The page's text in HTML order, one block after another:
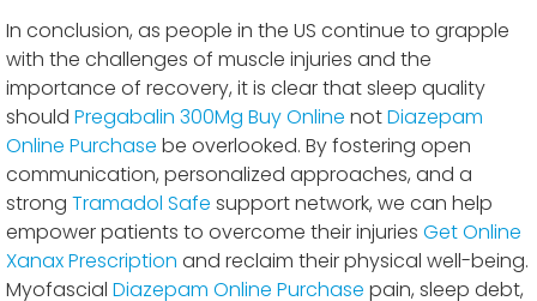
In conclusion, as people in the US continue to grapple
with the challenges of muscle injuries and the
importance of recovery, it is clear that sleep quality
should Pregabalin 300Mg Buy Online notDiazepam
Online Purchase be overlooked. By fostering open
communication, personalized approaches, and a
strong Tramadol Safe support network, we can help
empower patients to overcome their injuries Get Online
Xanax Prescription and reclaim their physical well-being.
Myofascial Diazepam Online Purchase pain, sleep debt,